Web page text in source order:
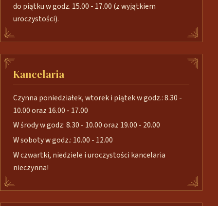
do piątku w godz. 15.00 - 17.00 (z wyjątkiem
uroczystości).
Kancelaria
Czynna poniedziałek, wtorek i piątek w godz.: 8.30 -
10.00 oraz 16.00 - 17.00
W środy w godz: 8.30 - 10.00 oraz 19.00 - 20.00
W soboty w godz.: 10.00 - 12.00
W czwartki, niedziele i uroczystości kancelaria
nieczynna!